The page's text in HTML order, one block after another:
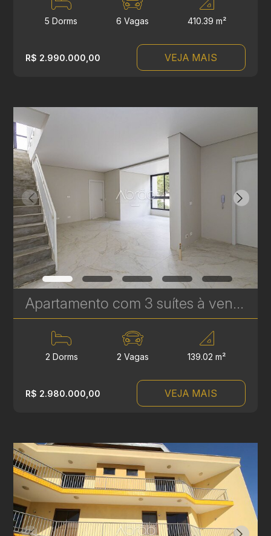
5 Dorms 6 Vagas 410.39 m²
R$ 2.990.000,00 VEJA MAIS
Apartamento com 3 suítes à venda no Edifício Casamia - 139,02 m² | Ref. 1771
2 Dorms 2 Vagas 139.02 m²
R$ 2.980.000,00 VEJA MAIS